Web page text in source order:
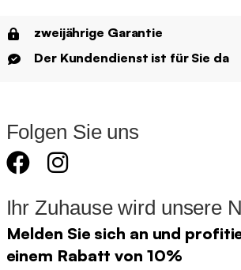
zweijährige Garantie
Der Kundendienst ist für Sie da
Folgen Sie uns
Ihr Zuhause wird unsere
Melden Sie sich an und
einem Rabatt von 10%